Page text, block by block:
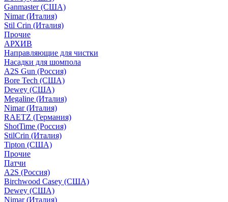
Ganmaster (США)
Nimar (Италия)
Stil Crin (Италия)
Прочие
АРХИВ
Направляющие для чистки
Насадки для шомпола
A2S Gun (Россия)
Bore Tech (США)
Dewey (США)
Megaline (Италия)
Nimar (Италия)
RAETZ (Германия)
ShotTime (Россия)
StilCrin (Италия)
Tipton (США)
Прочие
Патчи
A2S (Россия)
Birchwood Casey (США)
Dewey (США)
Nimar (Италия)